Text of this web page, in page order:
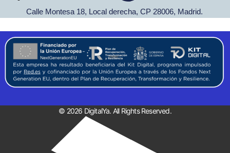
Calle Montesa 18, Local derecha, CP 28006, Madrid.
© 2026 DigitalYa. All Rights Reserved.